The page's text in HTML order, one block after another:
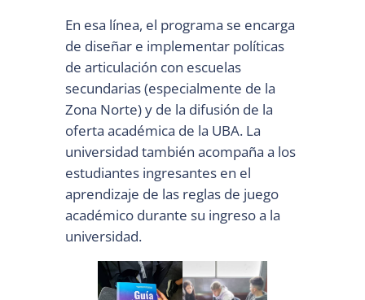
En esa línea, el programa se encarga
de diseñar e implementar políticas
de articulación con escuelas
secundarias (especialmente de la
Zona Norte) y de la difusión de la
oferta académica de la UBA. La
universidad también acompaña a los
estudiantes ingresantes en el
aprendizaje de las reglas de juego
académico durante su ingreso a la
universidad.